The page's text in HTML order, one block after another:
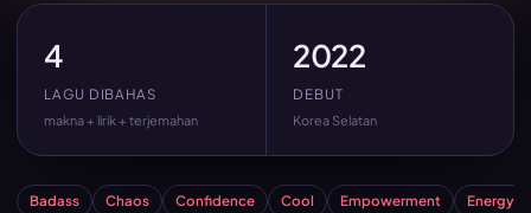
4
LAGU DIBAHAS
makna + lirik + terjemahan
2022
DEBUT
Korea Selatan
Badass Chaos Confidence Cool Empowerment Energy